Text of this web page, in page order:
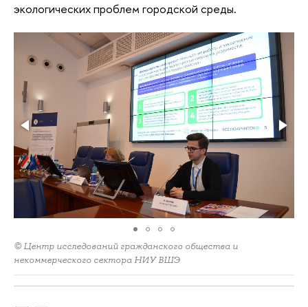
экологических проблем городской среды.
© Центр исследований гражданского общества и
некоммерческого сектора НИУ ВШЭ